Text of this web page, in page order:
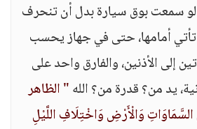
سمعت بوق سيارة بدل أن تنحرف
تأتي أمامها، حتى في جهاز يحسب
إلى الأذنين، والفارق واحد على
" الظاهر
وَالْأَرْضِ وَاخْتِلَافِ اللَّيْلِ